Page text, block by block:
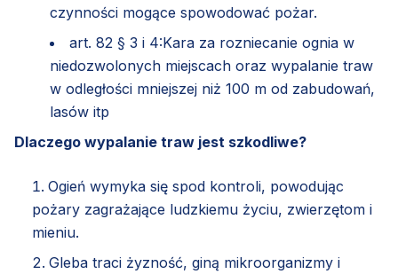
czynności mogące spowodować pożar.
art. 82 § 3 i 4:Kara za rozniecanie ognia w
niedozwolonych miejscach oraz wypalanie traw
w odległości mniejszej niż 100 m od zabudowań,
lasów itp
Dlaczego wypalanie traw jest szkodliwe?
Ogień wymyka się spod kontroli, powodując
pożary zagrażające ludzkiemu życiu, zwierzętom i
mieniu.
Gleba traci żyzność, giną mikroorganizmy i